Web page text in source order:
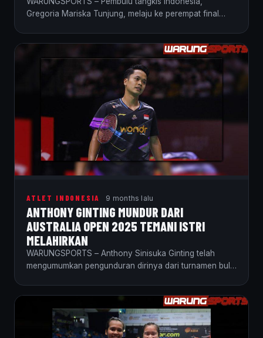
Gregoria Mariska Tunjung, melaju ke perempat final
ATLET INDONESIA 9 months lalu
ANTHONY GINTING MUNDUR DARI
AUSTRALIA OPEN 2025 TEMANI ISTRI
MELAHIRKAN
WARUNGSPORTS – Anthony Sinisuka Ginting telah
mengumumkan pengunduran dirinya dari turnamen bulu